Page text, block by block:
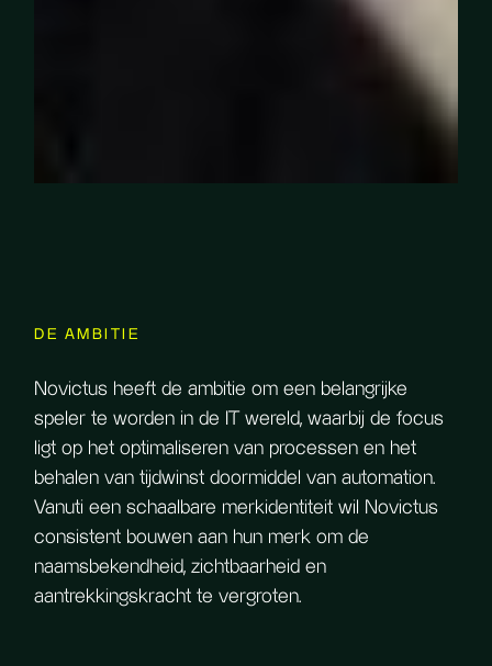
DE AMBITIE
Novictus heeft de ambitie om een belangrijke
speler te worden in de IT wereld, waarbij de focus
ligt op het optimaliseren van processen en het
behalen van tijdwinst doormiddel van automation.
Vanuti een schaalbare merkidentiteit wil Novictus
consistent bouwen aan hun merk om de
naamsbekendheid, zichtbaarheid en
aantrekkingskracht te vergroten.